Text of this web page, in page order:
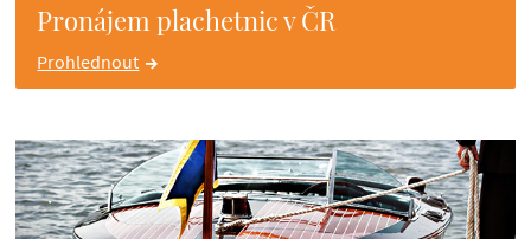
Pronájem plachetnic v ČR
Prohlednout